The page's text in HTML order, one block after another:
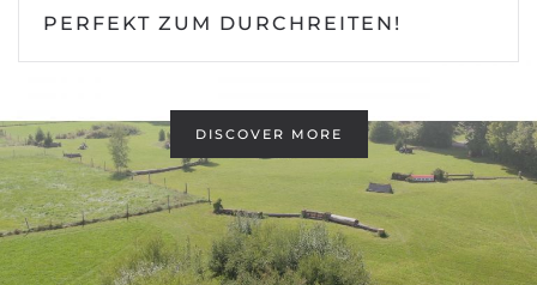
PERFEKT ZUM DURCHREITEN!
DISCOVER MORE